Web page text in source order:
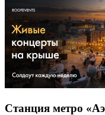
Станция метро